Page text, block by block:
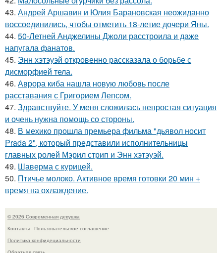
43. Андрей Аршавин и Юлия Барановская неожиданно
воссоединились, чтобы отметить 18-летие дочери Яны.
44. 50-Летней Анджелины Джоли расстроила и даже
напугала фанатов.
45. Энн хэтэуэй откровенно рассказала о борьбе с
дисморфией тела.
46. Аврора киба нашла новую любовь после
расставания с Григорием Лепсом.
47. Здравствуйте. У меня сложилась непростая ситуация
и очень нужна помощь со стороны.
48. В мехико прошла премьера фильма "дьявол носит
Prada 2", который представили исполнительницы
главных ролей Мэрил стрип и Энн хэтэуэй.
49. Шаверма с курицей.
50. Птичье молоко. Активное время готовки 20 мин +
время на охлаждение.
© 2026 Современная девушка
Контакты
Пользовательское соглашение
Политика конфидециальности